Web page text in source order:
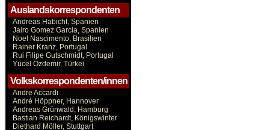
Auslandskorrespondenten
Andreas Habicht, Spanien
Jairo Gomez Garcia, Spanien
Noel Nascimento, Brasilien
Rainer Kranz, Portugal
Rui Filipe Gutschmidt, Portugal
Yücel Özdemir, Türkei
Volkskorrespondenten/innen
Andre Accardi
André Höppner, Hannover
Andreas Grünwald, Hamburg
Bastian Reichardt, Königswinter
Diethard Möller, Stuttgart